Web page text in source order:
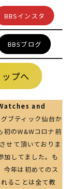
BBSインスタ
BBSブログ
プへ
and
ブティック仙台か
初のW&Wコロナ前
せて頂いておりま
加してました。も
今年は初めてのス
ることは全て教